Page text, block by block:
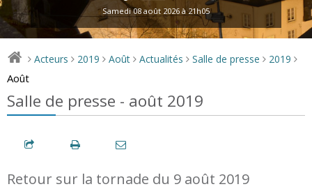
Samedi 08 août 2026 à 21h05
> Acteurs > 2019 > Août > Actualités > Salle de presse > 2019 >
Août
Salle de presse - août 2019
Retour sur la tornade du 9 août 2019